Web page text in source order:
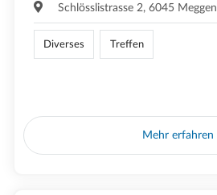
Schlösslistrasse 2, 6045 Meggen
Diverses Treffen
Mehr erfahren